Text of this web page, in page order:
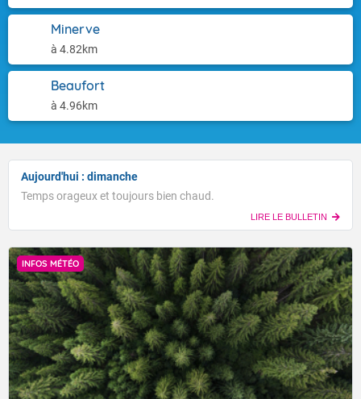
Minerve
à 4.82km
Beaufort
à 4.96km
Aujourd'hui : dimanche
Temps orageux et toujours bien chaud.
LIRE LE BULLETIN
INFOS MÉTÉO